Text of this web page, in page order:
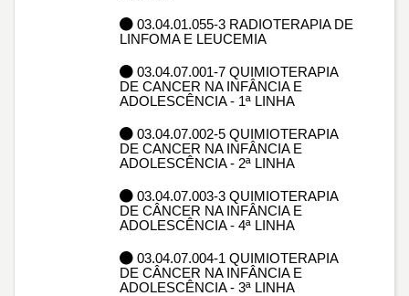
03.04.01.055-3 RADIOTERAPIA DE
LINFOMA E LEUCEMIA
03.04.07.001-7 QUIMIOTERAPIA
DE CANCER NA INFÂNCIA E
ADOLESCÊNCIA - 1ª LINHA
03.04.07.002-5 QUIMIOTERAPIA
DE CANCER NA INFÂNCIA E
ADOLESCÊNCIA - 2ª LINHA
03.04.07.003-3 QUIMIOTERAPIA
DE CÂNCER NA INFÂNCIA E
ADOLESCÊNCIA - 4ª LINHA
03.04.07.004-1 QUIMIOTERAPIA
DE CÂNCER NA INFÂNCIA E
ADOLESCÊNCIA - 3ª LINHA